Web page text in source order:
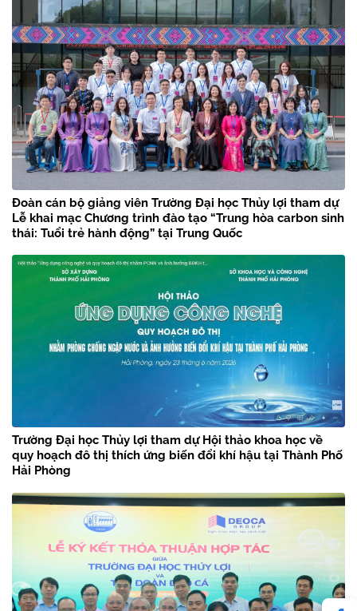
Đoàn cán bộ giảng viên Trường Đại học Thủy lợi tham dự
Lễ khai mạc Chương trình đào tạo “Trung hòa carbon sinh
thái: Tuổi trẻ hành động” tại Trung Quốc
Trường Đại học Thủy lợi tham dự Hội thảo khoa học về
quy hoạch đô thị thích ứng biến đổi khí hậu tại Thành Phố
Hải Phòng